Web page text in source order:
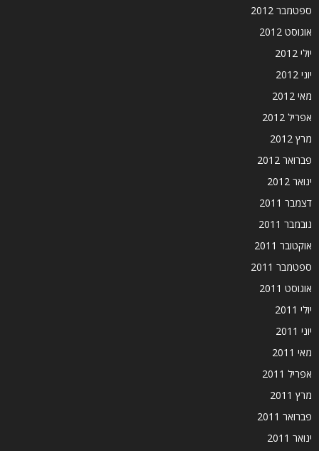
ספטמבר 2012
אוגוסט 2012
יולי 2012
יוני 2012
מאי 2012
אפריל 2012
מרץ 2012
פברואר 2012
ינואר 2012
דצמבר 2011
נובמבר 2011
אוקטובר 2011
ספטמבר 2011
אוגוסט 2011
יולי 2011
יוני 2011
מאי 2011
אפריל 2011
מרץ 2011
פברואר 2011
ינואר 2011